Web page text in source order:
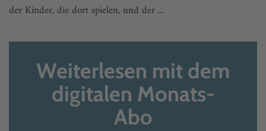
der Kinder, die dort spielen, und der ...
Weiterlesen mit dem
digitalen Monats-
Abo